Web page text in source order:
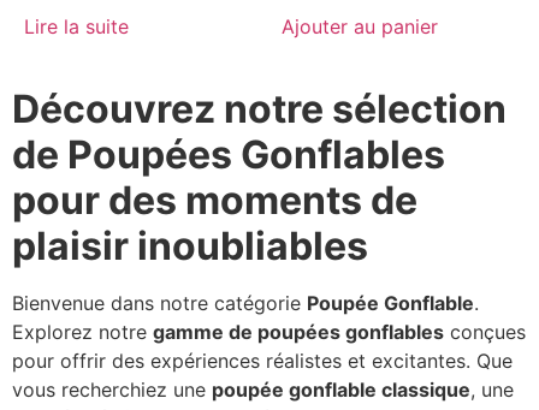
Lire la suite Ajouter au panier
Découvrez notre sélection
de Poupées Gonflables
pour des moments de
plaisir inoubliables
Bienvenue dans notre catégorie Poupée Gonflable.
Explorez notre gamme de poupées gonflables conçues
pour offrir des expériences réalistes et excitantes. Que
vous recherchiez une poupée gonflable classique, une